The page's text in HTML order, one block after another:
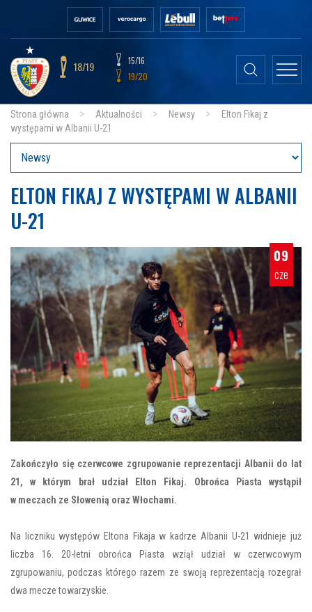
18/19
15/16
19/20
Strona główna Aktualności Newsy
Elton Fikaj z
występami w Albanii U-21
ELTON FIKAJ Z WYSTĘPAMI W ALBANII
U-21
09
cze
Zakończyło się czerwcowe zgrupowanie reprezentacji Albanii do lat
21, w którym brał udział Elton Fikaj. Obrońca Piasta wystąpił
w meczach ze Słowenią oraz Włochami.
Na liczniku występów Eltona Fikaja w kadrze Albanii U-21 widnieje już
liczba 16. 20-letni obrońca Piasta wziął udział w czerwcowym
zgrupowaniu, podczas którego razem ze swoją reprezentacją rozegrał
dwa mecze towarzyskie.